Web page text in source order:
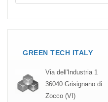
GREEN TECH ITALY
Via dell'Industria 1
36040 Grisignano di
Zocco (VI)